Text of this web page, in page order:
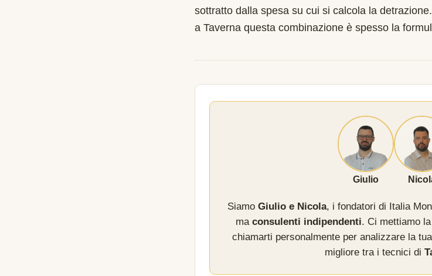
sottratto dalla spesa su cui si calcola la
a Taverna questa combinazione è spesso la
Giulio
Siamo Giulio e Nicola, i fondatori di Italia
ma consulenti indipendenti. Ci mettiamo
chiamarti personalmente per analizzare la
migliore tra i tecnici di